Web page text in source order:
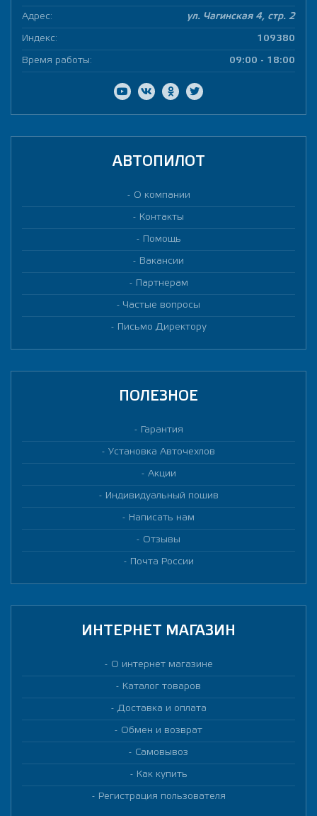
Адрес: ул. Чагинская 4, стр. 2
Индекс: 109380
Время работы: 09:00 - 18:00
АВТОПИЛОТ
О компании
Контакты
Помощь
Вакансии
Партнерам
Частые вопросы
Письмо Директору
ПОЛЕЗНОЕ
Гарантия
Установка Авточехлов
Акции
Индивидуальный пошив
Написать нам
Отзывы
Почта России
ИНТЕРНЕТ МАГАЗИН
О интернет магазине
Каталог товаров
Доставка и оплата
Обмен и возврат
Самовывоз
Как купить
Регистрация пользователя